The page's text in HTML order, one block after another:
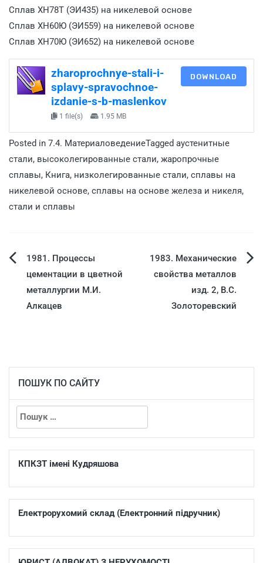
Сплав ХН78Т (ЭИ435) на никелевой основе
Сплав ХН60Ю (ЭИ559) на никелевой основе
Сплав ХН70Ю (ЭИ652) на никелевой основе
zharoprochnye-stali-i-
splavy-spravochnoe-
izdanie-s-b-maslenkov
1 file(s) 1.95 MB
DOWNLOAD
Posted in 7.4. МатериаловедениеTagged аустенитные
стали, высоколегированные стали, жаропрочные
сплавы, Книга, низколегированные стали, сплавы на
никелевой основе, сплавы на основе железа и никеля,
стали и сплавы
1981. Процессы
цементации в цветной
металлургии М.И.
Алкацев
1983. Механические
свойства металлов
изд. 2, В.С.
Золоторевский
ПОШУК ПО САЙТУ
КПКЗТ імені Кудряшова
Електрорухомий склад (Електронний підручник)